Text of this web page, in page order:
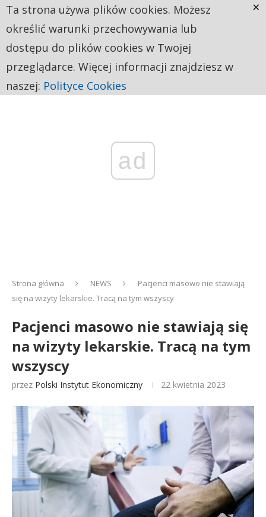
ad
Strona główna NEWS
Pacjenci masowo nie stawiają
się na wizyty lekarskie. Tracą na tym wszyscy
Pacjenci masowo nie stawiają się
na wizyty lekarskie. Tracą na tym
wszyscy
przez Polski Instytut Ekonomiczny 22 kwietnia 2023
Ta strona używa plików cookies. Możesz
określić warunki przechowywania lub
dostępu do plików cookies w Twojej
przeglądarce. Więcej informacji znajdziesz w
naszej: Polityce Cookies
×